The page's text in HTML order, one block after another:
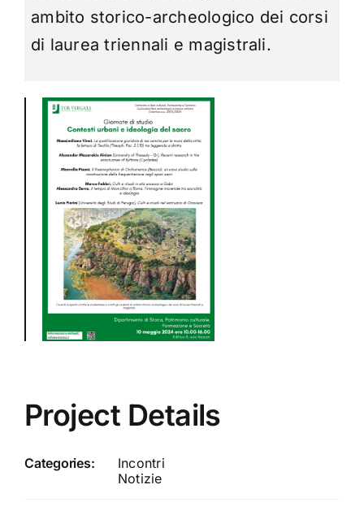
ambito storico-archeologico dei corsi
di laurea triennali e magistrali.
Project Details
Categories:
Incontri
Notizie